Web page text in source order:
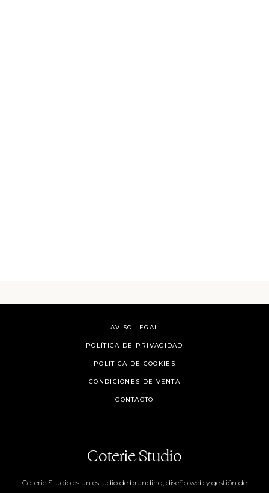
AVISO LEGAL
POLÍTICA DE PRIVACIDAD
POLÍTICA DE COOKIES
CONDICIONES DE VENTA
CONTACTO
Coterie Studio
Coterie Studio es un estudio de branding, diseño web y gestión de